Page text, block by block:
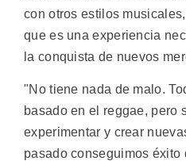
con otros estilos
que es una experiencia
la conquista de nuevos
"No tiene nada de malo.
basado en el reggae, pero
experimentar y crear
pasado conseguimos éxito